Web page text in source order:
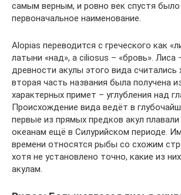
самым верным, и ровно век спустя
первоначальное наименование.
Alopias переводится с греческого как
латыни «над», а ciliosus – «бровь». Лиса
древности акулы этого вида считались
вторая часть названия была получена
характерных примет – углубления над
Происхождение вида ведёт в
первые из прямых предков акул
океанам ещё в Силурийском периоде.
времени относятся рыбы со схожим
хотя не установлено точно, какие из
акулам.